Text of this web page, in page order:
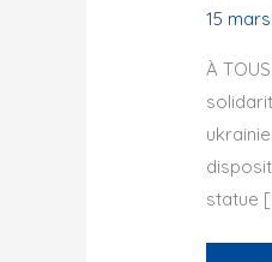
15
À
statue